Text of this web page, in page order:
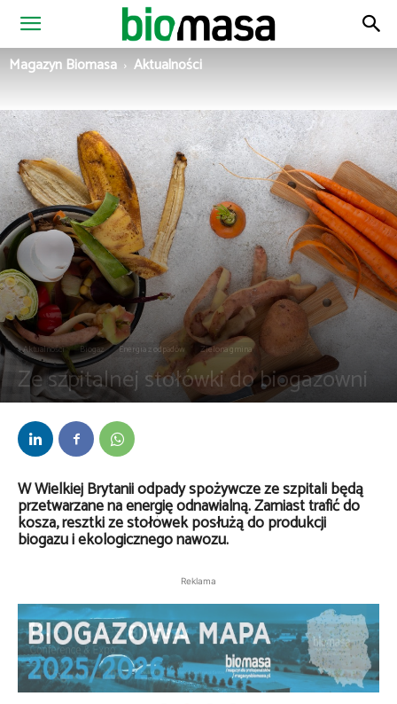
Magazyn
Magazyn Biomasa Aktualności
Aktualności Biogaz Energia z odpadów Zielona gmina
Ze szpitalnej stołówki do biogazowni
Przez Anna Lenartowska-
W Wielkiej Brytanii odpady spożywcze ze szpitali będą
przetwarzane na energię odnawialną. Zamiast trafić do
kosza, resztki ze stołówek posłużą do produkcji
biogazu i ekologicznego nawozu.
Reklama